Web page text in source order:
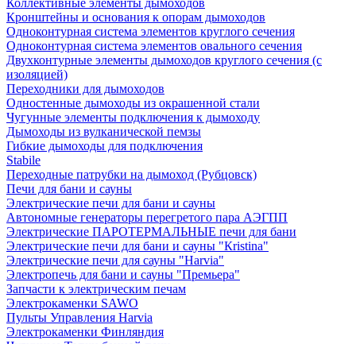
Коллективные элементы дымоходов
Кронштейны и основания к опорам дымоходов
Одноконтурная система элементов круглого сечения
Одноконтурная система элементов овального сечения
Двухконтурные элементы дымоходов круглого сечения (с
изоляцией)
Переходники для дымоходов
Одностенные дымоходы из окрашенной стали
Чугунные элементы подключения к дымоходу
Дымоходы из вулканической пемзы
Гибкие дымоходы для подключения
Stabile
Переходные патрубки на дымоход (Рубцовск)
Печи для бани и сауны
Электрические печи для бани и сауны
Автономные генераторы перегретого пара АЭГПП
Электрические ПАРОТЕРМАЛЬНЫЕ печи для бани
Электрические печи для бани и сауны "Кristina"
Электрические печи для сауны "Harvia"
Электропечь для бани и сауны "Премьера"
Запчасти к электрическим печам
Электрокаменки SAWO
Пульты Управления Harvia
Электрокаменки Финляндия